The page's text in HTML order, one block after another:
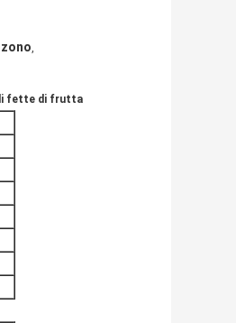
,
fette di frutta